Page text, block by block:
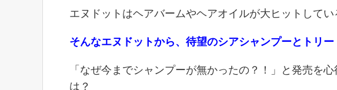
エヌドットはヘアバームやヘアオイルが大ヒットしてい
そんなエヌドットから、待望のシアシャンプーとトリー
「なぜ今までシャンプーが無かったの？！」と発売を
は？